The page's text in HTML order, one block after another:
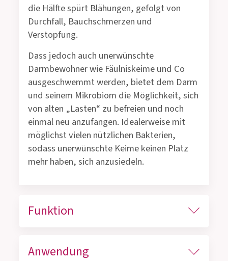
die Hälfte spürt Blähungen, gefolgt von
Durchfall, Bauchschmerzen und
Verstopfung.
Dass jedoch auch unerwünschte
Darmbewohner wie Fäulniskeime und Co
ausgeschwemmt werden, bietet dem Darm
und seinem Mikrobiom die Möglichkeit, sich
von alten „Lasten“ zu befreien und noch
einmal neu anzufangen. Idealerweise mit
möglichst vielen nützlichen Bakterien,
sodass unerwünschte Keime keinen Platz
mehr haben, sich anzusiedeln.
Funktion
Anwendung